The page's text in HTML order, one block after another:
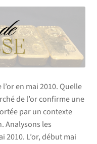
en mai 2010. Quelle
de l’or confirme une
par un contexte
Analysons les
2010. L’or, début mai